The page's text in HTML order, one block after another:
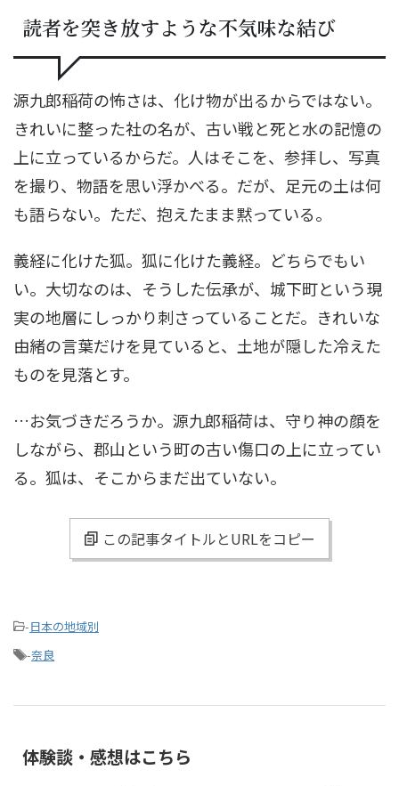
読者を突き放すような不気味な結び
源九郎稲荷の怖さは、化け物が出るからではない。
きれいに整った社の名が、古い戦と死と水の記憶の
上に立っているからだ。人はそこを、参拝し、写真
を撮り、物語を思い浮かべる。だが、足元の土は何
も語らない。ただ、抱えたまま黙っている。
義経に化けた狐。狐に化けた義経。どちらでもい
い。大切なのは、そうした伝承が、城下町という現
実の地層にしっかり刺さっていることだ。きれいな
由緒の言葉だけを見ていると、土地が隠した冷えた
ものを見落とす。
…お気づきだろうか。源九郎稲荷は、守り神の顔を
しながら、郡山という町の古い傷口の上に立ってい
る。狐は、そこからまだ出ていない。
この記事タイトルとURLをコピー
-日本の地域別
-奈良
体験談・感想はこちら